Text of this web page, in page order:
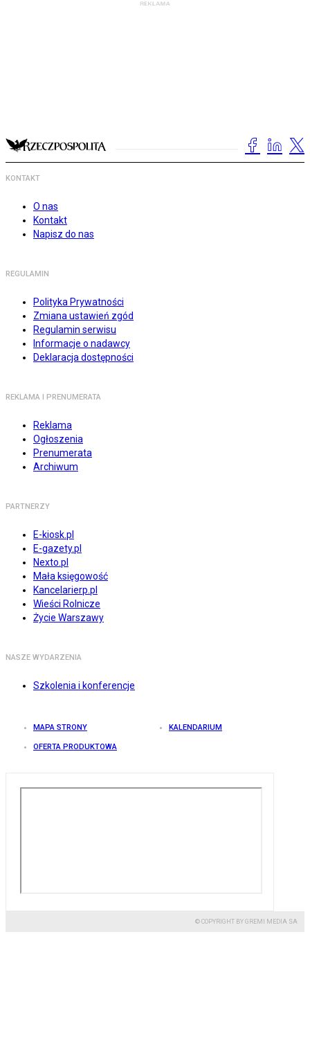
KONTAKT
O nas
Kontakt
Napisz do nas
REGULAMIN
Polityka Prywatności
Zmiana ustawień zgód
Regulamin serwisu
Informacje o nadawcy
Deklaracja dostępności
REKLAMA I PRENUMERATA
Reklama
Ogłoszenia
Prenumerata
Archiwum
PARTNERZY
E-kiosk.pl
E-gazety.pl
Nexto.pl
Mała księgowość
Kancelarierp.pl
Wieści Rolnicze
Życie Warszawy
NASZE WYDARZENIA
Szkolenia i konferencje
MAPA STRONY KALENDARIUM
OFERTA PRODUKTOWA
© COPYRIGHT BY GREMI MEDIA SA